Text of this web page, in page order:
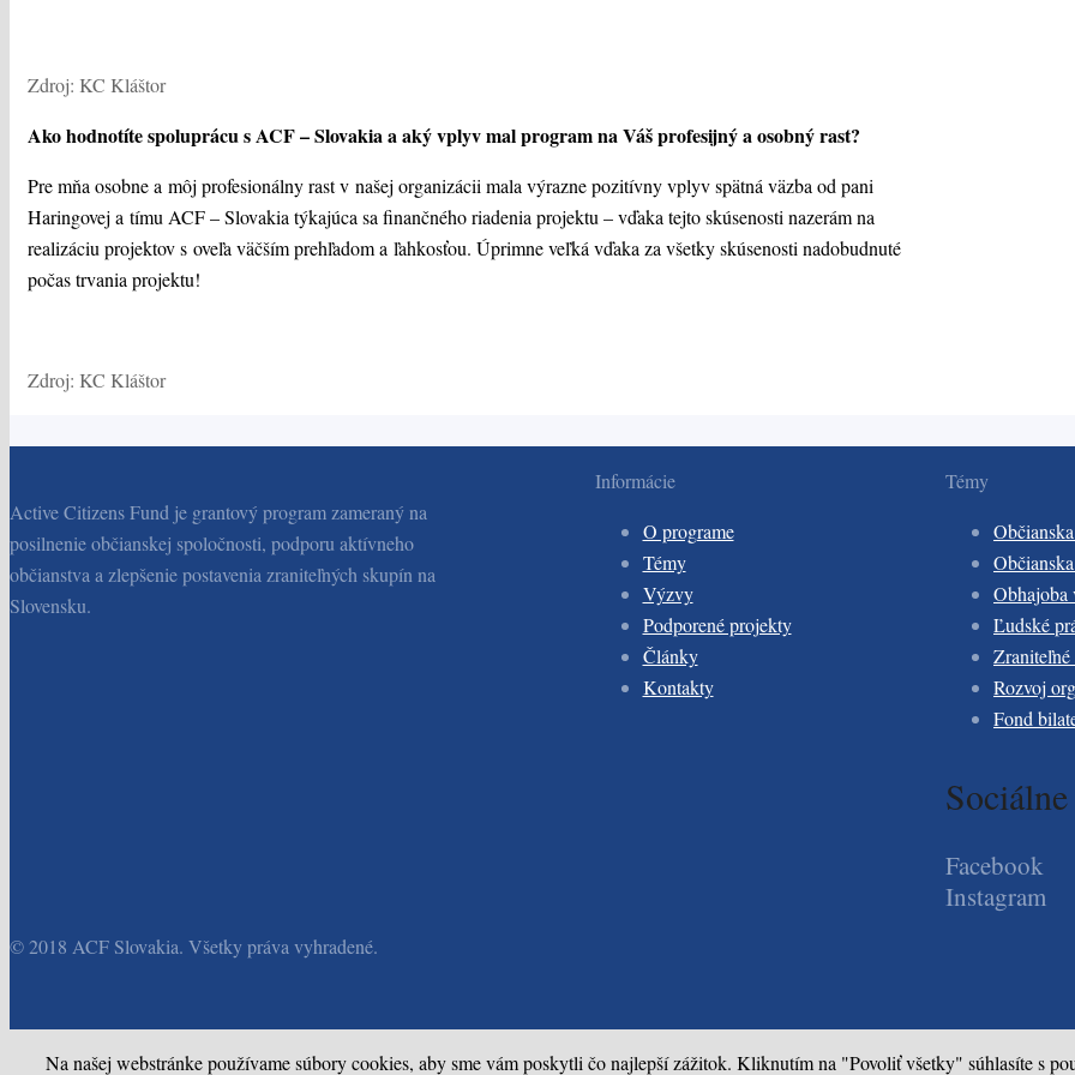
Zdroj: KC Kláštor
Ako hodnotíte spoluprácu s ACF – Slovakia a aký vplyv mal program na Váš profesijný a osobný rast?
Pre mňa osobne a môj profesionálny rast v našej organizácii mala výrazne pozitívny vplyv spätná väzba od pani
Haringovej a tímu ACF – Slovakia týkajúca sa finančného riadenia projektu – vďaka tejto skúsenosti nazerám na
realizáciu projektov s oveľa väčším prehľadom a ľahkosťou. Úprimne veľká vďaka za všetky skúsenosti nadobudnuté
počas trvania projektu!
Zdroj: KC Kláštor
Active Citizens Fund je grantový program zameraný na
posilnenie občianskej spoločnosti, podporu aktívneho
občianstva a zlepšenie postavenia zraniteľných skupín na
Slovensku.
Informácie
O programe
Témy
Výzvy
Podporené projekty
Články
Kontakty
Témy
Obhajoba
Ľudské
Rozvoj
Fond
Facebook
Instagram
© 2018 ACF Slovakia. Všetky práva vyhradené.
Na našej webstránke používame súbory cookies, aby sme vám poskytli čo najlepší zážitok. Kliknutím na "Povoliť všetky" súhlasíte s